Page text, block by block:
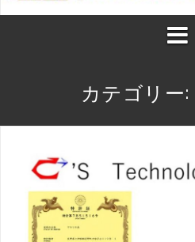
カテゴリー: